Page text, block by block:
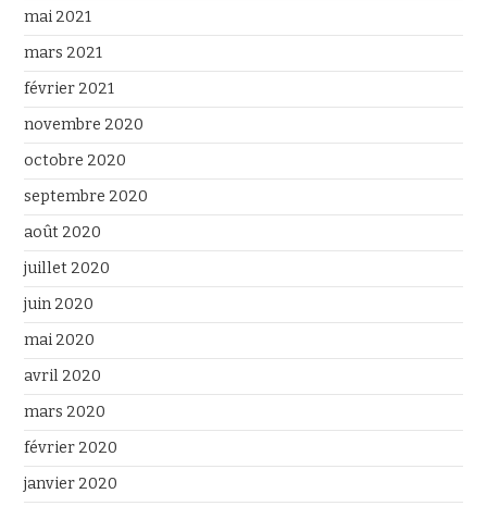
mai 2021
mars 2021
février 2021
novembre 2020
octobre 2020
septembre 2020
août 2020
juillet 2020
juin 2020
mai 2020
avril 2020
mars 2020
février 2020
janvier 2020